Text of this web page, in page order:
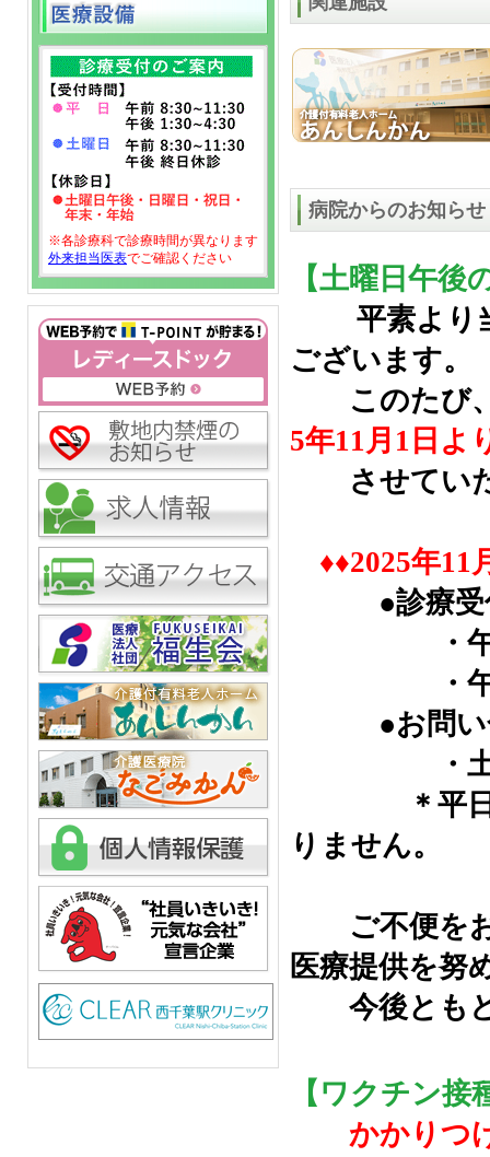
病院からのお知らせ
【土曜日午後
平素より
ございます。
このたび、
5年11月1日よ
させていた
♦♦2025年11
●診療受
・午前の
・午後
●お問い合
・土曜日
＊平日の
りません。
ご不便をお
医療提供を努
今後ともど
【ワクチン接
かかりつ
※各診療科で診療時間が異なります
外来担当医表でご確認ください